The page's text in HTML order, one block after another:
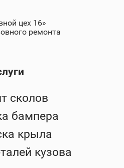
цех 16»
ремонта
сколов
бампера
крыла
кузова